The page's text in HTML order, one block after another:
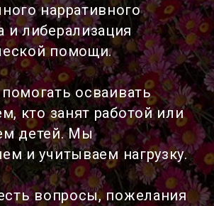
нарративного
и либерализация
помощи.
осваивать
кто занят работой или
детей. Мы
и учитываем нагрузку.
вопросы, пожелания